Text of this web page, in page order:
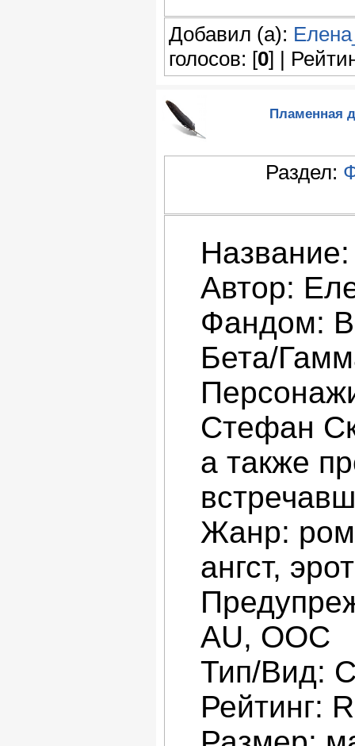
Добавил (а):
голосов: [0] |
Пламенная
Раздел:
Автор:
Фандом:
Бета/
Стефан
а также
Жанр:
ангст,
AU, ООС
Тип/Вид:
Рейтинг: R